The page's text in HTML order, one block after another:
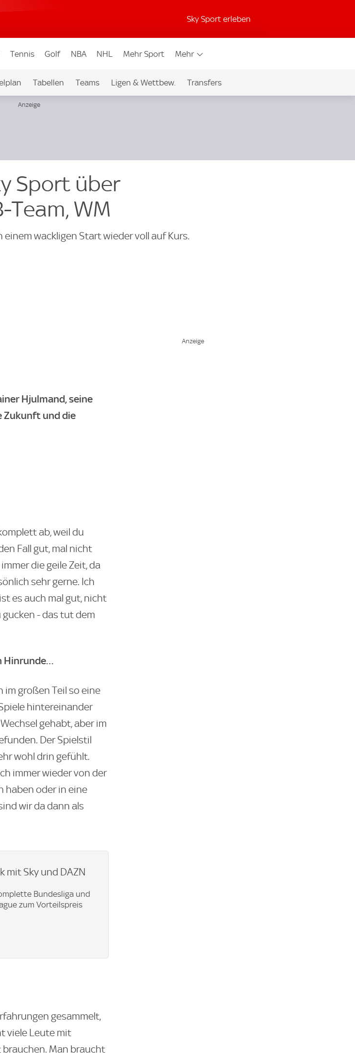
Sky Sport erleben
Tennis Golf NBA NHL Mehr Sport Mehr
Tabellen Teams Ligen & Wettbew. Transfers
Sport über
Team, WM
wackligen Start wieder voll auf Kurs.
Hjulmand, seine
Zukunft und die
ab, weil du
Fall gut, mal nicht
die geile Zeit, da
sehr gerne. Ich
es auch mal gut, nicht
- das tut dem
Hinrunde…
im großen Teil so eine
hintereinander
gehabt, aber im
Der Spielstil
wohl drin gefühlt.
immer wieder von der
haben oder in eine
wir da dann als
mit Sky und DAZN
Bundesliga und
zum Vorteilspreis
gesammelt,
viele Leute mit
brauchen. Man braucht